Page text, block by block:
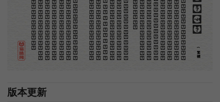
(繁體)
版本更新